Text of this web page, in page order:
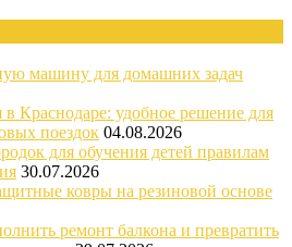
машину для домашних задач
Краснодаре: удобное решение для
поездок 04.08.2026
для обучения детей правилам
30.07.2026
ковры на резиновой основе
ремонт балкона и превратить